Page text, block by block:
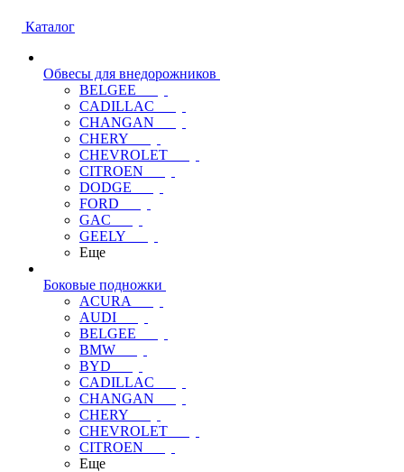
Каталог
Обвесы для внедорожников
BELGEE
CADILLAC
CHANGAN
CHERY
CHEVROLET
CITROEN
DODGE
FORD
GAC
GEELY
Еще
Боковые подножки
ACURA
AUDI
BELGEE
BMW
BYD
CADILLAC
CHANGAN
CHERY
CHEVROLET
CITROEN
Еще